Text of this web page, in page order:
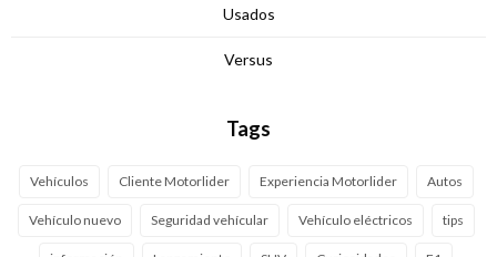
Usados
Versus
Tags
Vehículos Cliente Motorlider Experiencia Motorlider Autos
Vehículo nuevo Seguridad vehícular Vehículo eléctricos tips